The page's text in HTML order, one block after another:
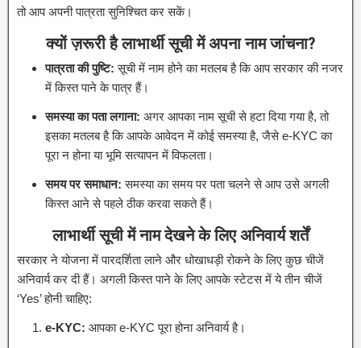
तो आप अपनी पात्रता सुनिश्चित कर सकें।
क्यों ज़रूरी है लाभार्थी सूची में अपना नाम जांचना?
पात्रता की पुष्टि: सूची में नाम होने का मतलब है कि आप सरकार की नजर
में किस्त पाने के पात्र हैं।
समस्या का पता लगाना: अगर आपका नाम सूची से हटा दिया गया है, तो
इसका मतलब है कि आपके आवेदन में कोई समस्या है, जैसे e-KYC का
पूरा न होना या भूमि सत्यापन में विफलता।
समय पर समाधान: समस्या का समय पर पता चलने से आप उसे अगली
किस्त आने से पहले ठीक करवा सकते हैं।
लाभार्थी सूची में नाम देखने के लिए अनिवार्य शर्तें
सरकार ने योजना में पारदर्शिता लाने और धोखाधड़ी रोकने के लिए कुछ चीजें
अनिवार्य कर दी हैं। अगली किस्त पाने के लिए आपके स्टेटस में ये तीन चीजें
‘Yes’ होनी चाहिए:
e-KYC: आपका e-KYC पूरा होना अनिवार्य है।